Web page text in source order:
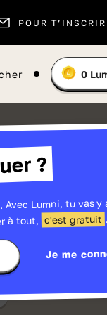
POUR
En
les
Vous
:
0
?
Lumni, tu vas y
à tout, c'est gratuit .
Je me